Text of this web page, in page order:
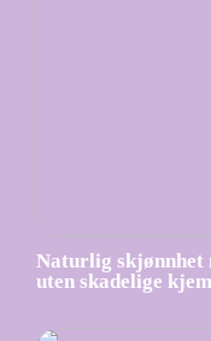
Naturlig skjønnhet
uten skadelige